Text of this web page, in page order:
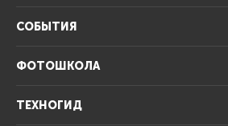
СОБЫТИЯ
ФОТОШКОЛА
ТЕХНОГИД